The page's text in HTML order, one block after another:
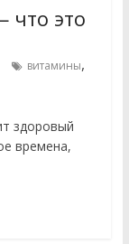
что это
витамины,
здоровый
времена,